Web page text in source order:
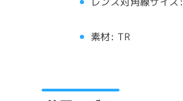
素材: TR